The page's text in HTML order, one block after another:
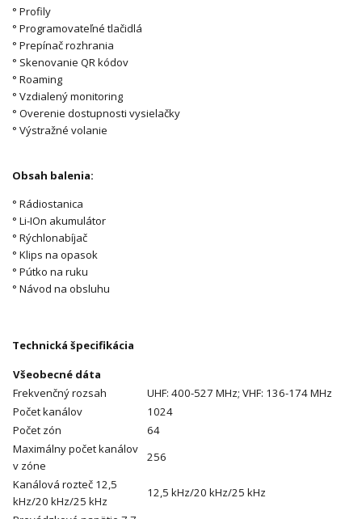
° Profily
° Programovateľné tlačidlá
° Prepínač rozhrania
° Skenovanie QR kódov
° Roaming
° Vzdialený monitoring
° Overenie dostupnosti vysielačky
° Výstražné volanie
Obsah balenia:
° Rádiostanica
° Li-IOn akumulátor
° Rýchlonabíjač
° Klips na opasok
° Pútko na ruku
° Návod na obsluhu
Technická špecifikácia
Všeobecné dáta
Frekvenčný rozsah
UHF: 400-527 MHz; VHF: 136-174 MHz
Počet kanálov
1024
Počet zón
64
Maximálny počet kanálov
v zóne
256
Kanálová rozteč 12,5
kHz/20 kHz/25 kHz
12,5 kHz/20 kHz/25 kHz